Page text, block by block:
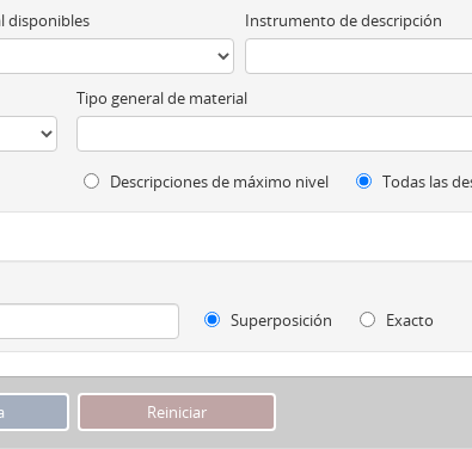
disponibles Instrumento de descripción
Tipo general de material
Descripciones de máximo nivel Todas las
Superposición
Exacto